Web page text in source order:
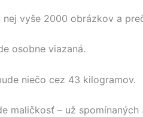
nej vyše 2000 obrázkov a
osobne viazaná.
niečo cez 43 kilogramov.
maličkosť – už